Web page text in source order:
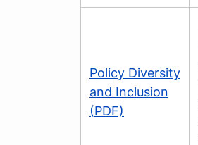
Policy Diversity
and Inclusion
(PDF)